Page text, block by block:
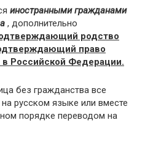
иностранными гражданами
, дополнительно
родство
право
в Российской Федерации.
без гражданства все
русском языке или вместе
порядке переводом на